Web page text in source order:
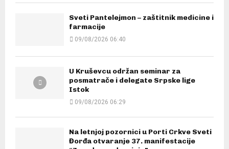
Sveti Pantelejmon – zaštitnik medicine i
farmacije
09/08/2026 06:40
U Kruševcu održan seminar za
posmatrače i delegate Srpske lige
Istok
09/08/2026 06:29
Na letnjoj pozornici u Porti Crkve Sveti
Đorđa otvaranje 37. manifestacije